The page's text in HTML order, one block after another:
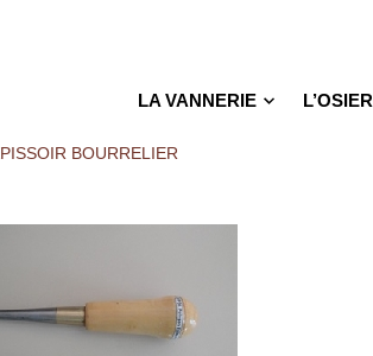
LA VANNERIE L’OSIER
BOURRELIER